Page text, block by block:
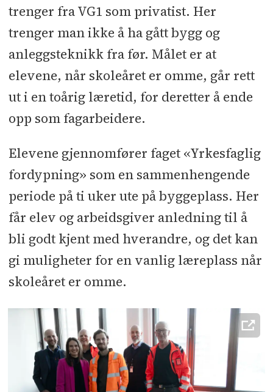
trenger fra VG1 som privatist. Her
trenger man ikke å ha gått bygg og
anleggsteknikk fra før. Målet er at
elevene, når skoleåret er omme, går rett
ut i en toårig læretid, for deretter å ende
opp som fagarbeidere.
Elevene gjennomfører faget «Yrkesfaglig
fordypning» som en sammenhengende
periode på ti uker ute på byggeplass. Her
får elev og arbeidsgiver anledning til å
bli godt kjent med hverandre, og det kan
gi muligheter for en vanlig læreplass når
skoleåret er omme.